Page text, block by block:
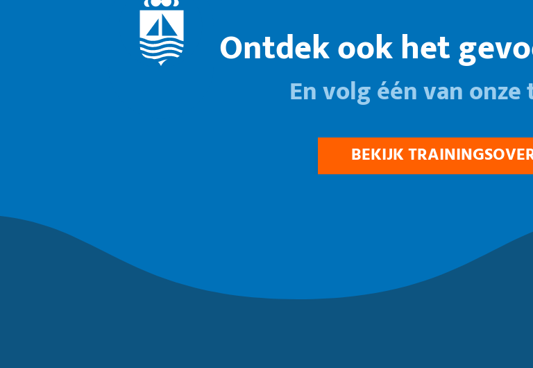
Ontdek ook het
En volg één van
BEKIJK